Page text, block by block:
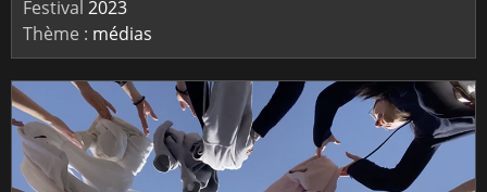
Festival 2023
Thème : médias